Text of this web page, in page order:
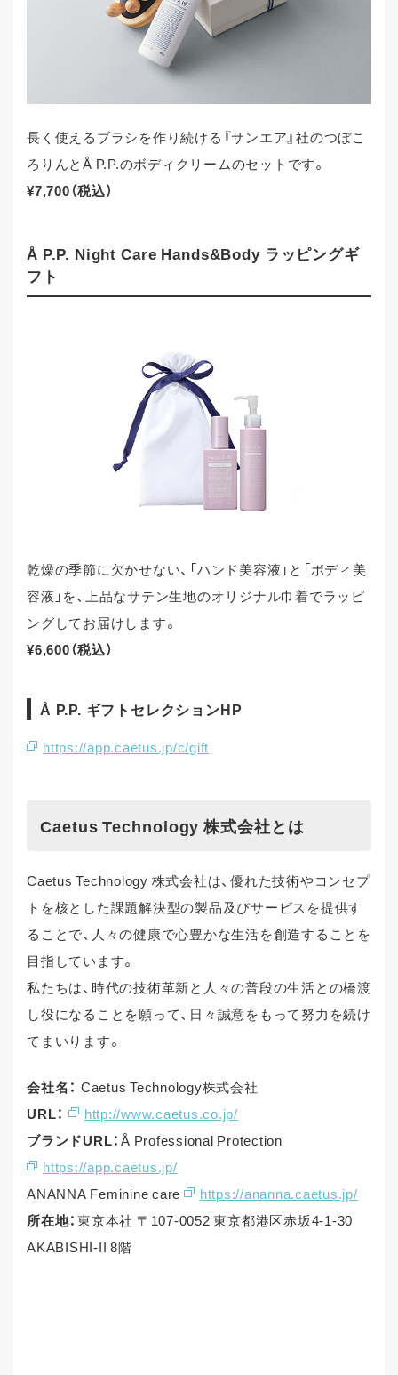
長く使えるブラシを作り続ける『サンエア』社のつぼこ
ろりんとÅ P.P.のボディクリームのセットです。
¥7,700（税込）
Å P.P. Night Care Hands&Body ラッピングギ
フト
乾燥の季節に欠かせない、「ハンド美容液」と「ボディ美
容液」を、上品なサテン生地のオリジナル巾着でラッピ
ングしてお届けします。
¥6,600（税込）
Å P.P. ギフトセレクションHP
https://app.caetus.jp/c/gift
Caetus Technology 株式会社とは
Caetus Technology 株式会社は、優れた技術やコンセプ
トを核とした課題解決型の製品及びサービスを提供す
ることで、人々の健康で心豊かな生活を創造することを
目指しています。
私たちは、時代の技術革新と人々の普段の生活との橋渡
し役になることを願って、日々誠意をもって努力を続け
てまいります。
会社名： Caetus Technology株式会社
URL：
http://www.caetus.co.jp/
ブランドURL：Å Professional Protection
https://app.caetus.jp/
ANANNA Feminine care
https://ananna.caetus.jp/
所在地：東京本社 〒107-0052 東京都港区赤坂4-1-30
AKABISHI-II 8階